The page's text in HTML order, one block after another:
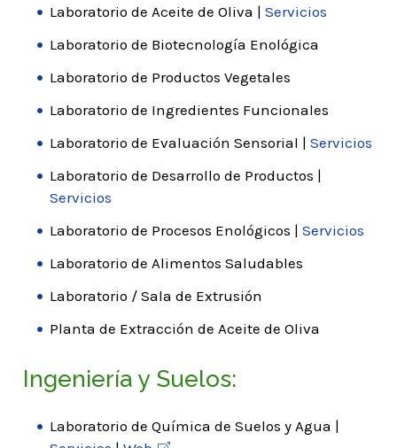
Laboratorio de Aceite de Oliva |Servicios
Laboratorio de Biotecnología Enológica
Laboratorio de Productos Vegetales
Laboratorio de Ingredientes Funcionales
Laboratorio de Evaluación Sensorial |Servicios
Laboratorio de Desarrollo de Productos |
Servicios
Laboratorio de Procesos Enológicos |Servicios
Laboratorio de Alimentos Saludables
Laboratorio / Sala de Extrusión
Planta de Extracción de Aceite de Oliva
Ingeniería y Suelos:
Laboratorio de Química de Suelos y Agua |